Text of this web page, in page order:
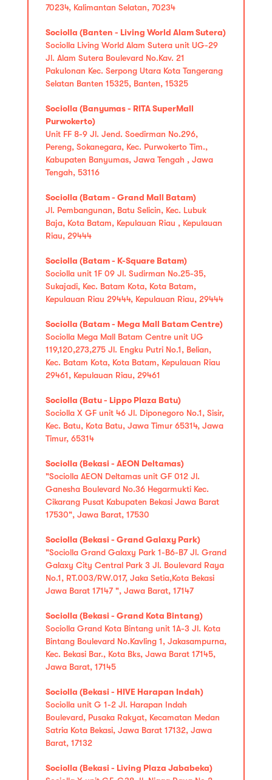
70234, Kalimantan Selatan, 70234
Sociolla (Banten - Living World Alam Sutera)
Sociolla Living World Alam Sutera unit UG-29
Jl. Alam Sutera Boulevard No.Kav. 21
Pakulonan Kec. Serpong Utara Kota Tangerang
Selatan Banten 15325, Banten, 15325
Sociolla (Banyumas - RITA SuperMall
Purwokerto)
Unit FF 8-9 Jl. Jend. Soedirman No.296,
Pereng, Sokanegara, Kec. Purwokerto Tim.,
Kabupaten Banyumas, Jawa Tengah , Jawa
Tengah, 53116
Sociolla (Batam - Grand Mall Batam)
Jl. Pembangunan, Batu Selicin, Kec. Lubuk
Baja, Kota Batam, Kepulauan Riau , Kepulauan
Riau, 29444
Sociolla (Batam - K-Square Batam)
Sociolla unit 1F 09 Jl. Sudirman No.25-35,
Sukajadi, Kec. Batam Kota, Kota Batam,
Kepulauan Riau 29444, Kepulauan Riau, 29444
Sociolla (Batam - Mega Mall Batam Centre)
Sociolla Mega Mall Batam Centre unit UG
119,120,273,275 Jl. Engku Putri No.1, Belian,
Kec. Batam Kota, Kota Batam, Kepulauan Riau
29461, Kepulauan Riau, 29461
Sociolla (Batu - Lippo Plaza Batu)
Sociolla X GF unit 46 Jl. Diponegoro No.1, Sisir,
Kec. Batu, Kota Batu, Jawa Timur 65314, Jawa
Timur, 65314
Sociolla (Bekasi - AEON Deltamas)
"Sociolla AEON Deltamas unit GF 012 Jl.
Ganesha Boulevard No.36 Hegarmukti Kec.
Cikarang Pusat Kabupaten Bekasi Jawa Barat
17530", Jawa Barat, 17530
Sociolla (Bekasi - Grand Galaxy Park)
"Sociolla Grand Galaxy Park 1-B6-B7 Jl. Grand
Galaxy City Central Park 3 Jl. Boulevard Raya
No.1, RT.003/RW.017, Jaka Setia,Kota Bekasi
Jawa Barat 17147 ", Jawa Barat, 17147
Sociolla (Bekasi - Grand Kota Bintang)
Sociolla Grand Kota Bintang unit 1A-3 Jl. Kota
Bintang Boulevard No.Kavling 1, Jakasampurna,
Kec. Bekasi Bar., Kota Bks, Jawa Barat 17145,
Jawa Barat, 17145
Sociolla (Bekasi - HIVE Harapan Indah)
Sociolla unit G 1-2 Jl. Harapan Indah
Boulevard, Pusaka Rakyat, Kecamatan Medan
Satria Kota Bekasi, Jawa Barat 17132, Jawa
Barat, 17132
Sociolla (Bekasi - Living Plaza Jababeka)